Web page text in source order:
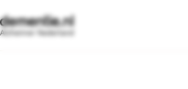
Alzheimer Nederland